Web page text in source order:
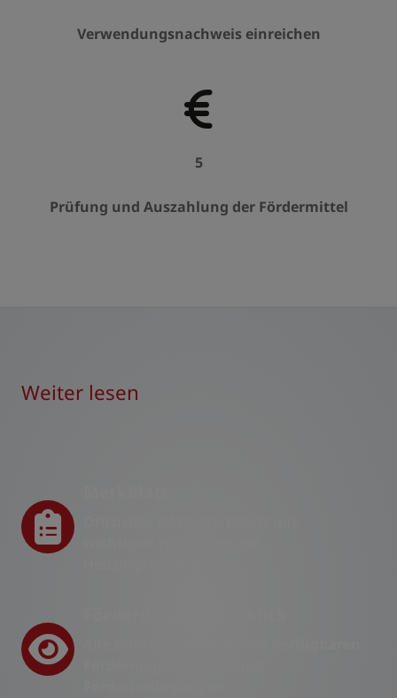
Verwendungsnachweis einreichen
5
Prüfung und Auszahlung der Fördermittel
Weiter lesen